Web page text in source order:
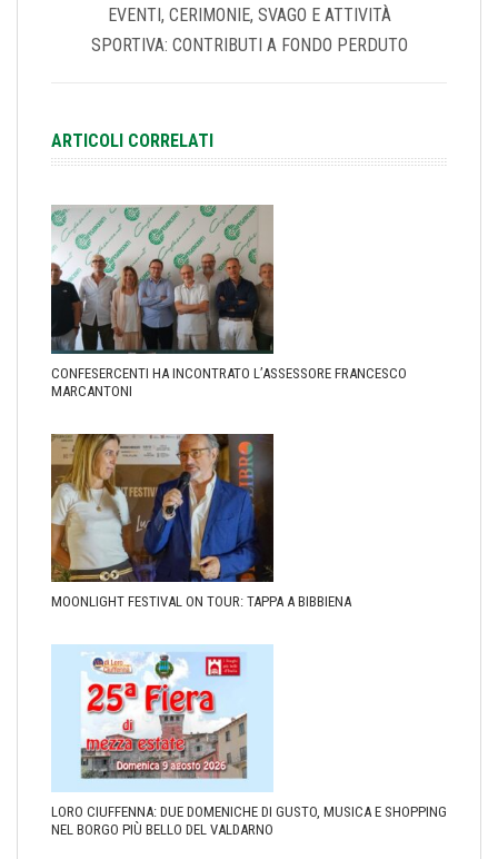
EVENTI, CERIMONIE, SVAGO E ATTIVITÀ
SPORTIVA: CONTRIBUTI A FONDO PERDUTO
ARTICOLI CORRELATI
CONFESERCENTI HA INCONTRATO L’ASSESSORE FRANCESCO
MARCANTONI
MOONLIGHT FESTIVAL ON TOUR: TAPPA A BIBBIENA
LORO CIUFFENNA: DUE DOMENICHE DI GUSTO, MUSICA E SHOPPING
NEL BORGO PIÙ BELLO DEL VALDARNO